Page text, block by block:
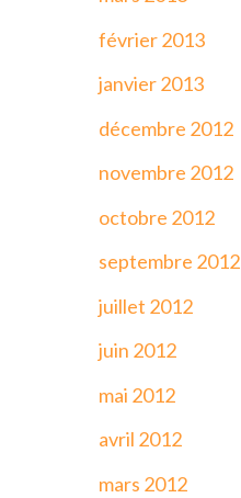
février 2013
janvier 2013
décembre 2012
novembre 2012
octobre 2012
septembre 2012
juillet 2012
juin 2012
mai 2012
avril 2012
mars 2012